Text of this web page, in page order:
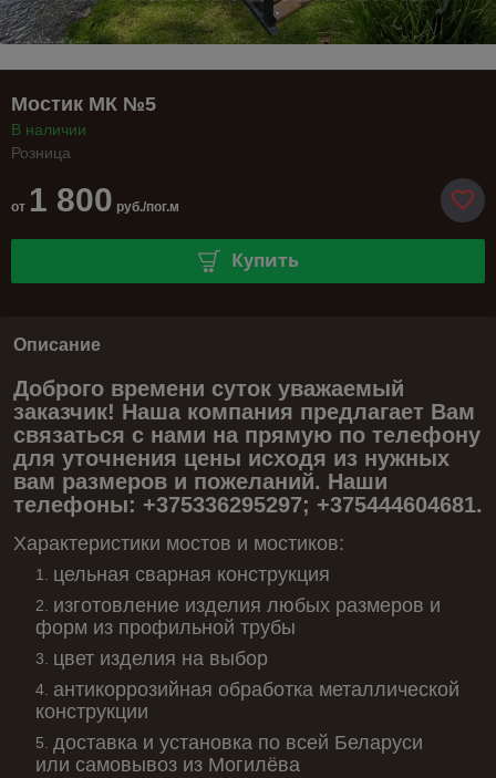
Мостик МК №5
В наличии
Розница
от 1 800 руб./пог.м
Купить
Описание
Доброго времени суток уважаемый
заказчик! Наша компания предлагает Вам
связаться с нами на прямую по телефону
для уточнения цены исходя из нужных
вам размеров и пожеланий. Наши
телефоны: +375336295297; +375444604681.
Характеристики мостов и мостиков:
цельная сварная конструкция
изготовление изделия любых размеров и
форм из профильной трубы
цвет изделия на выбор
антикоррозийная обработка металлической
конструкции
доставка и установка по всей Беларуси
или самовывоз из Могилёва